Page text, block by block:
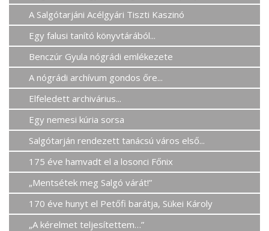
A Salgótarjáni Acélgyári Tiszti Kaszinó
Egy falusi tanító könyvtárából...
Benczúr Gyula nógrádi emlékezete
A nógrádi archívum gondos őre...
Elfeledett archivárius...
Egy nemesi kúria sorsa
Salgótarján rendezett tanácsú város első...
175 éve hamvadt el a losonci Főnix
„Mentsétek meg Salgó várát!”
170 éve hunyt el Petőfi barátja, Sükei Károly
„A kérelmet teljesítettem…”